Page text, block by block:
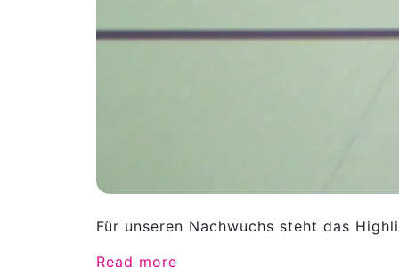
Für unseren Nachwuchs steht das
Read more